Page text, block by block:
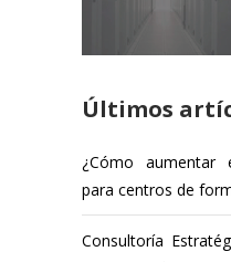
Últimos
¿Cómo aumentar
para centros de
Consultoría